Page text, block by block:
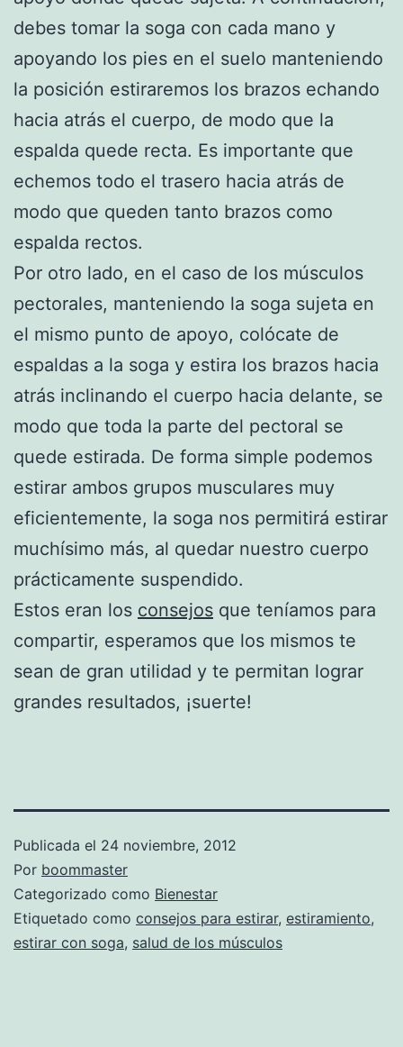
debes tomar la soga con cada mano y
apoyando los pies en el suelo manteniendo
la posición estiraremos los brazos echando
hacia atrás el cuerpo, de modo que la
espalda quede recta. Es importante que
echemos todo el trasero hacia atrás de
modo que queden tanto brazos como
espalda rectos.
Por otro lado, en el caso de los músculos
pectorales, manteniendo la soga sujeta en
el mismo punto de apoyo, colócate de
espaldas a la soga y estira los brazos hacia
atrás inclinando el cuerpo hacia delante, se
modo que toda la parte del pectoral se
quede estirada. De forma simple podemos
estirar ambos grupos musculares muy
eficientemente, la soga nos permitirá estirar
muchísimo más, al quedar nuestro cuerpo
prácticamente suspendido.
Estos eran los consejos que teníamos para
compartir, esperamos que los mismos te
sean de gran utilidad y te permitan lograr
grandes resultados, ¡suerte!
Publicada el 24 noviembre, 2012
Por boommaster
Categorizado como Bienestar
Etiquetado como consejos para estirar, estiramiento,
estirar con soga, salud de los músculos